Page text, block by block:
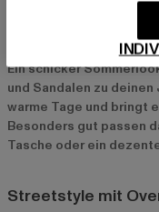
Sommerlicher Chic
Ein schicker
und Sandalen zu
warme Tage und bringt
Besonders gut passen
Tasche oder ein
Streetstyle mit